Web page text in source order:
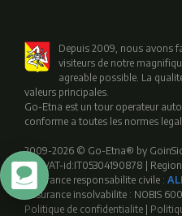
Depuis 2009, nous avons
visiteurs de notre
agreable possible. La
valeurs principales.
Go-Etna est un tour operateur
conforme a toutes les normes
2009-2026 © Go-Etna® by
SRL VAT-id:IT05304190878 |
Assurance responsabilite civile :
Assurance insolvabilite : NOBIS
Politique de confidentialite